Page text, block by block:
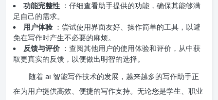
功能完整性 ：仔细查看助手提供的功能，确保其能够满
足自己的需求。
用户体验 ：尝试使用界面友好、操作简单的工具，以避
免在写作时产生不必要的麻烦。
反馈与评价 ：查阅其他用户的使用体验和评价，从中获
取更真实的反馈，以便做出明智的选择。
随着 ai 智能写作技术的发展，越来越多的写作助手正
在为用户提供高效、便捷的写作支持。无论您是学生、职业